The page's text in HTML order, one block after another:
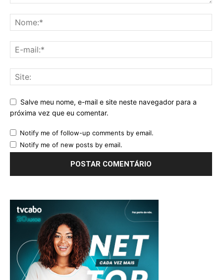
Salve meu nome, e-mail e site neste navegador para a
próxima vez que eu comentar.
Notify me of follow-up comments by email.
Notify me of new posts by email.